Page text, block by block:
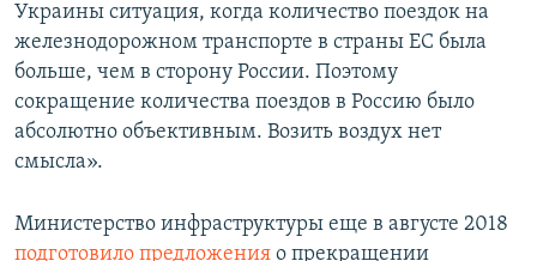
Украины ситуация, когда количество поездок на
железнодорожном транспорте в страны ЕС была
больше, чем в сторону России. Поэтому
сокращение количества поездов в Россию было
абсолютно объективным. Возить воздух нет
смысла».
Министерство инфраструктуры еще в августе 2018
подготовило предложения о прекращении